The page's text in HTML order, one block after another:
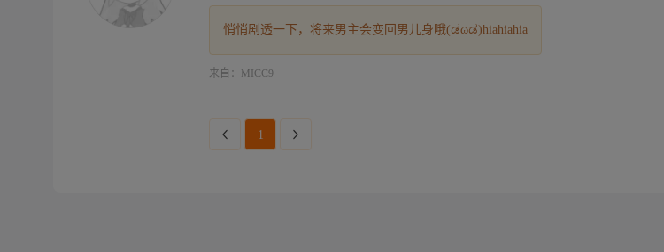
悄悄剧透一下，将来男主会变回男儿身哦(ಡωಡ)hiahiahia
来自：MICC9
1